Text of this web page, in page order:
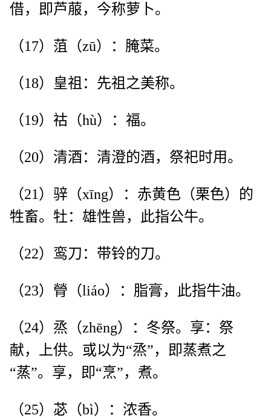
借，即芦菔，今称萝卜。
（17）菹（zū）：腌菜。
（18）皇祖：先祖之美称。
（19）祜（hù）：福。
（20）清酒：清澄的酒，祭祀时用。
（21）骍（xīng）：赤黄色（栗色）的
牲畜。牡：雄性兽，此指公牛。
（22）鸾刀：带铃的刀。
（23）膋（liáo）：脂膏，此指牛油。
（24）烝（zhēng）：冬祭。享：祭
献，上供。或以为“烝”，即蒸煮之
“蒸”。享，即“烹”，煮。
（25）苾（bì）：浓香。